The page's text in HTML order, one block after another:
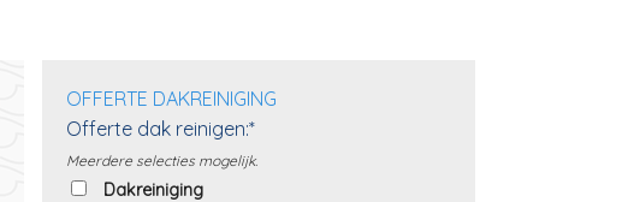
OFFERTE DAKREINIGING
Offerte dak reinigen:*
Meerdere selecties mogelijk.
Dakreiniging